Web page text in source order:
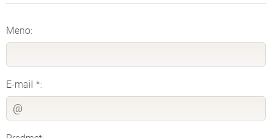
Meno:
E-mail *: